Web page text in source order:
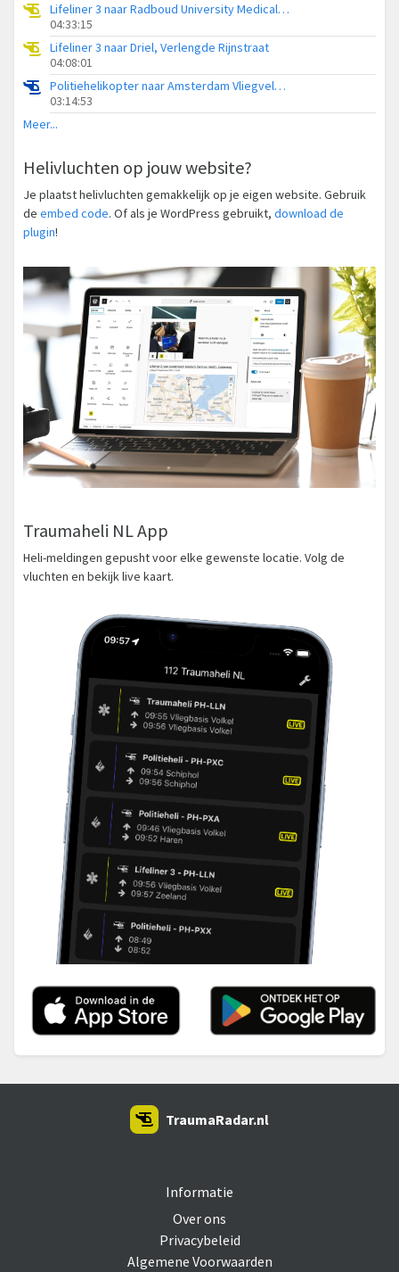
Lifeliner 3 naar Radboud University Medical Center Heliport
04:33:15
Lifeliner 3 naar Driel, Verlengde Rijnstraat
04:08:01
Politiehelikopter naar Amsterdam Vliegveld Schiphol
03:14:53
Meer...
Helivluchten op jouw website?
Je plaatst helivluchten gemakkelijk op je eigen website. Gebruik
de embed code. Of als je WordPress gebruikt, download de
plugin!
Traumaheli NL App
Heli-meldingen gepusht voor elke gewenste locatie. Volg de
vluchten en bekijk live kaart.
Informatie
Over ons
Privacybeleid
Algemene Voorwaarden
TraumaRadar.nl